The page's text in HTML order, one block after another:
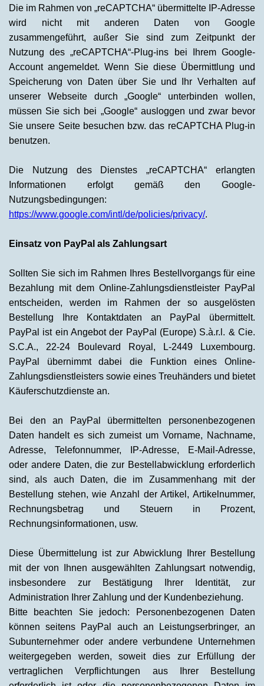
Die im Rahmen von „reCAPTCHA“ übermittelte IP-Adresse
wird nicht mit anderen Daten von Google
zusammengeführt, außer Sie sind zum Zeitpunkt der
Nutzung des „reCAPTCHA“-Plug-ins bei Ihrem Google-
Account angemeldet. Wenn Sie diese Übermittlung und
Speicherung von Daten über Sie und Ihr Verhalten auf
unserer Webseite durch „Google“ unterbinden wollen,
müssen Sie sich bei „Google“ ausloggen und zwar bevor
Sie unsere Seite besuchen bzw. das reCAPTCHA Plug-in
benutzen.
Die Nutzung des Dienstes „reCAPTCHA“ erlangten
Informationen erfolgt gemäß den Google-
Nutzungsbedingungen:
https://www.google.com/intl/de/policies/privacy/.
Einsatz von PayPal als Zahlungsart
Sollten Sie sich im Rahmen Ihres Bestellvorgangs für eine
Bezahlung mit dem Online-Zahlungsdienstleister PayPal
entscheiden, werden im Rahmen der so ausgelösten
Bestellung Ihre Kontaktdaten an PayPal übermittelt.
PayPal ist ein Angebot der PayPal (Europe) S.à.r.l. & Cie.
S.C.A., 22-24 Boulevard Royal, L-2449 Luxembourg.
PayPal übernimmt dabei die Funktion eines Online-
Zahlungsdienstleisters sowie eines Treuhänders und bietet
Käuferschutzdienste an.
Bei den an PayPal übermittelten personenbezogenen
Daten handelt es sich zumeist um Vorname, Nachname,
Adresse, Telefonnummer, IP-Adresse, E-Mail-Adresse,
oder andere Daten, die zur Bestellabwicklung erforderlich
sind, als auch Daten, die im Zusammenhang mit der
Bestellung stehen, wie Anzahl der Artikel, Artikelnummer,
Rechnungsbetrag und Steuern in Prozent,
Rechnungsinformationen, usw.
Diese Übermittelung ist zur Abwicklung Ihrer Bestellung
mit der von Ihnen ausgewählten Zahlungsart notwendig,
insbesondere zur Bestätigung Ihrer Identität, zur
Administration Ihrer Zahlung und der Kundenbeziehung.
Bitte beachten Sie jedoch: Personenbezogenen Daten
können seitens PayPal auch an Leistungserbringer, an
Subunternehmer oder andere verbundene Unternehmen
weitergegeben werden, soweit dies zur Erfüllung der
vertraglichen Verpflichtungen aus Ihrer Bestellung